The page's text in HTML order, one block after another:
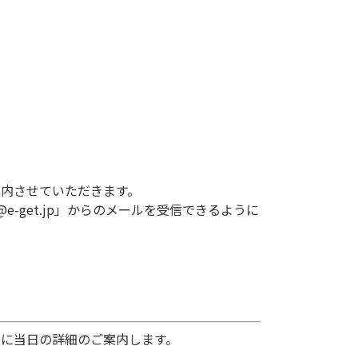
せていただきます。
get.jp」からのメールを受信できるように
日の詳細のご案内します。